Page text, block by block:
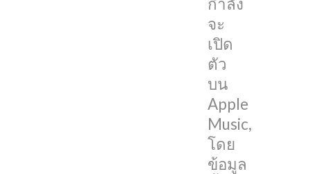
กำลัง
จะ
เปิด
ตัว
บน
Apple
Music,
โดย
ข้อมูล
การ
เล่น
เสียง
แบบ
Lossless
กับ
อุปกรณ์
ต่างๆ